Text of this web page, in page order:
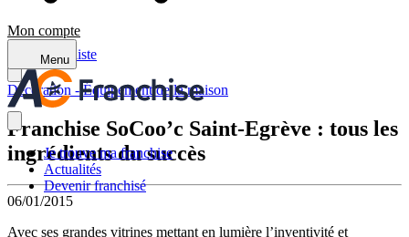
Mon compte
Menu
Je trouve ma franchise
Actualités
Devenir franchisé
Retour à la liste
Décoration - Équipement de la maison
Franchise SoCoo’c Saint-Egrève : tous les
ingrédients du succès
06/01/2015
Avec ses grandes vitrines mettant en lumière l’inventivité et